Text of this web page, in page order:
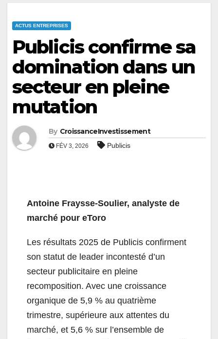
ACTUS ENTREPRISES
Publicis confirme sa
domination dans un
secteur en pleine
mutation
By CroissanceInvestissement
FÉV 3, 2026 Publicis
Antoine Fraysse-Soulier, analyste de
marché pour eToro
Les résultats 2025 de Publicis confirment
son statut de leader incontesté d’un
secteur publicitaire en pleine
recomposition. Avec une croissance
organique de 5,9 % au quatrième
trimestre, supérieure aux attentes du
marché, et 5,6 % sur l’ensemble de